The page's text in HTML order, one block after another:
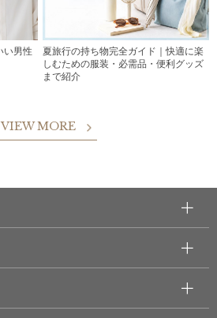
い男性
夏旅行の持ち物完全ガイド｜快適に楽
しむための服装・必需品・便利グッズ
まで紹介
VIEW MORE